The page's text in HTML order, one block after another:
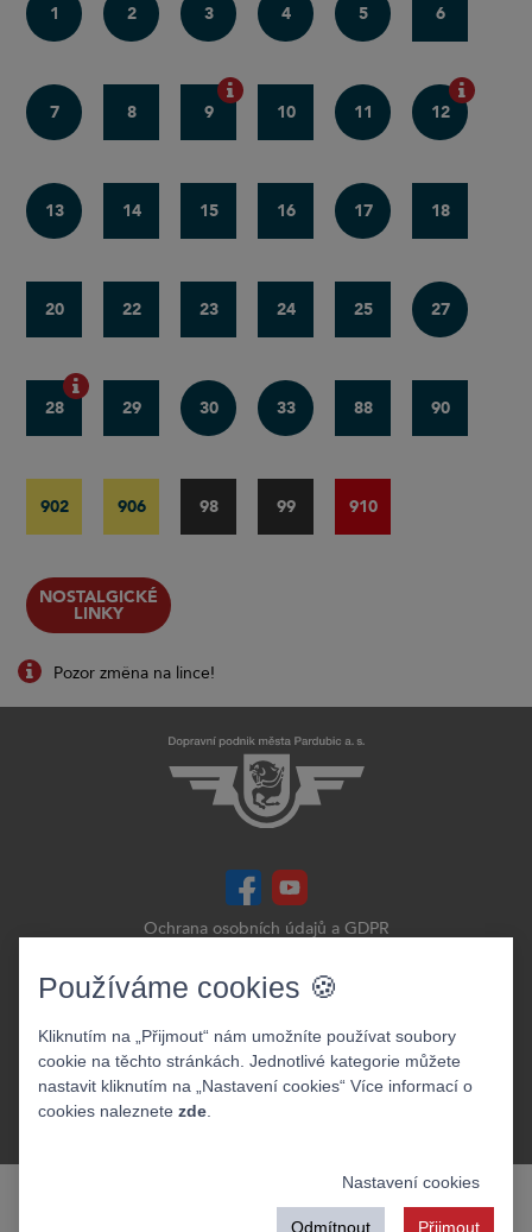
1 2 3 4 5 6
7 8 9 10 11 12
13 14 15 16 17 18
20 22 23 24 25 27
28 29 30 33 88 90
902 906 98 99 910
NOSTALGICKÉ
LINKY
Pozor změna na lince!
Ochrana osobních údajů a GDPR
Zobrazit verzi webu pro PC
©2026. Dopravní podnik města Pardubic a.s.
Používáme cookies 🍪
Kliknutím na „Přijmout“ nám umožníte používat soubory
cookie na těchto stránkách. Jednotlivé kategorie můžete
nastavit kliknutím na „Nastavení cookies“ Více informací o
cookies naleznete zde
Nastavení cookies
Odmítnout Přijmout